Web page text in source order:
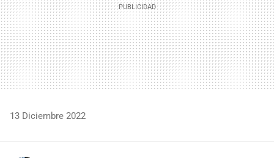
13 Diciembre 2022